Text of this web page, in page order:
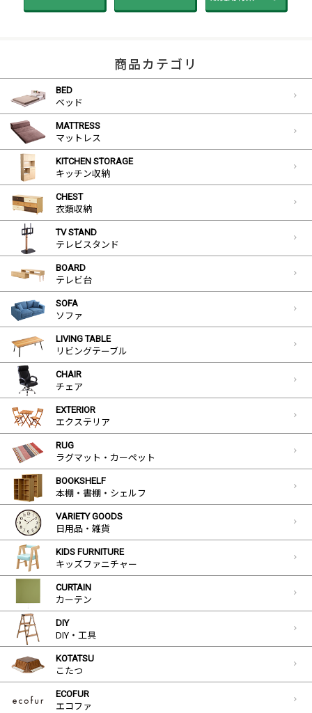
商品カテゴリ
BED
ベッド
MATTRESS
マットレス
KITCHEN STORAGE
キッチン収納
CHEST
衣類収納
TV STAND
テレビスタンド
BOARD
テレビ台
SOFA
ソファ
LIVING TABLE
リビングテーブル
CHAIR
チェア
EXTERIOR
エクステリア
RUG
ラグマット・カーペット
BOOKSHELF
本棚・書棚・シェルフ
VARIETY GOODS
日用品・雑貨
KIDS FURNITURE
キッズファニチャー
CURTAIN
カーテン
DIY
DIY・工具
KOTATSU
こたつ
ECOFUR
エコファ